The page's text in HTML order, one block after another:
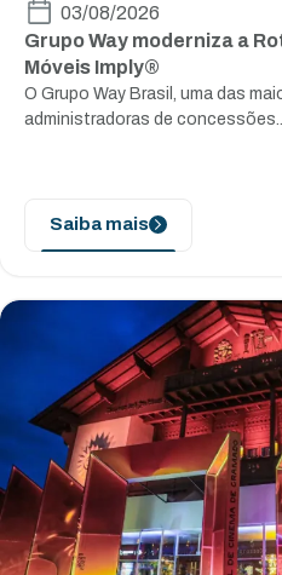
03/08/2026
Grupo Way moderniza a
Móveis Imply®
O Grupo Way Brasil, uma das
administradoras de
Saiba mais